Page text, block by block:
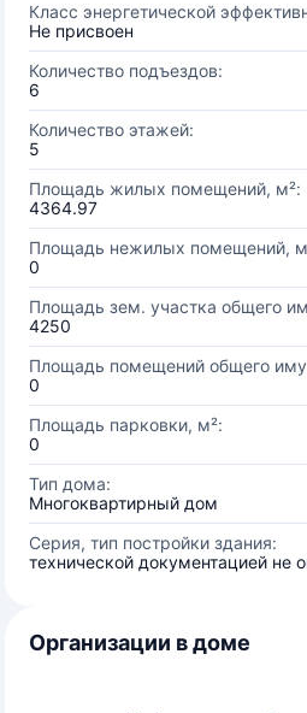
Класс энергетической
Не присвоен
Количество подъездов:
6
Количество этажей:
5
Площадь жилых помещений, м²:
4364.97
Площадь нежилых помещений,
0
Площадь зем. участка общего
4250
Площадь помещений общего
0
Площадь парковки, м²:
0
Тип дома:
Многоквартирный дом
Серия, тип постройки здания:
технической документацией не
Организации в доме